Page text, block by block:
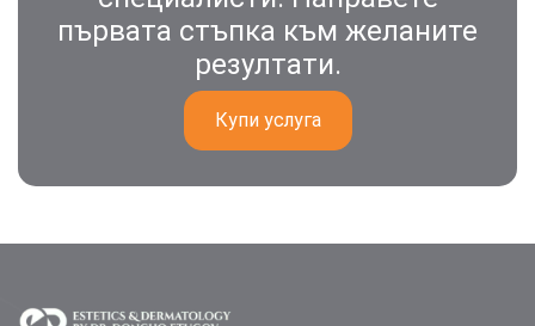
първата стъпка към желаните
резултати.
Купи услуга